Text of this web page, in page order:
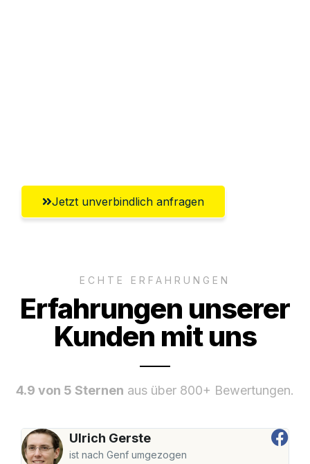
Jetzt unverbindlich anfragen
ECHTE ERFAHRUNGEN
Erfahrungen unserer
Kunden mit uns
4.9 von 5 Sternen aus über 800+ Bewertungen.
Ulrich Gerste
ist nach Genf umgezogen